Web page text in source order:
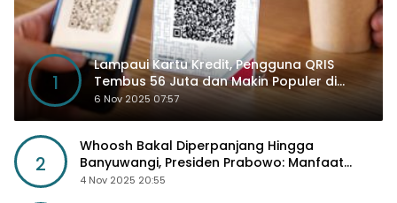
1
Lampaui Kartu Kredit, Pengguna QRIS
Tembus 56 Juta dan Makin Populer di
Kancah Global
6 Nov 2025 07:57
2
Whoosh Bakal Diperpanjang Hingga
Banyuwangi, Presiden Prabowo: Manfaat
Sosial Lebih Besar
4 Nov 2025 20:55